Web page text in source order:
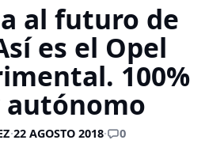
al futuro de
es el Opel
100%
·22 AGOSTO 2018· 0